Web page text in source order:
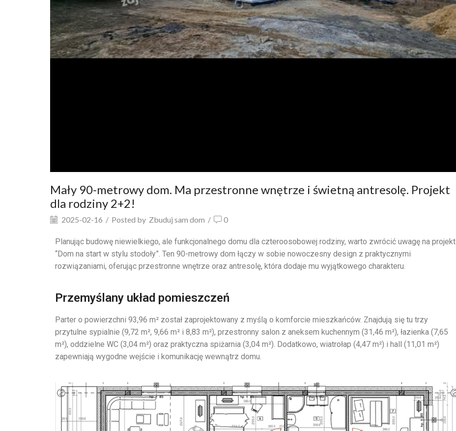
Mały 90-metrowy dom. Ma przestronne wnętrze i świetną antresolę. Projekt
dla rodziny 2+2!
2025-02-16 / Posted by Zbuduj sam dom / 0
Planując budowę niewielkiego, ale funkcjonalnego domu dla czteroosobowej rodziny, warto zwrócić uwagę na projekt
“Dom na start w stylu stodoły”. Ten 90-metrowy dom łączy w sobie nowoczesny design z praktycznymi
rozwiązaniami, oferując przestronne wnętrze oraz antresolę, która dodaje mu wyjątkowego charakteru.
Przemyślany układ pomieszczeń
Parter o powierzchni 93,96 m² został zaprojektowany z myślą o komforcie mieszkańców. Znajdują się tu trzy
przytulne sypialnie (9,72 m², 9,66 m² i 8,83 m²), przestronny salon z aneksem kuchennym (31,46 m²), łazienka (7,65
m²), oddzielne WC (3,04 m²) oraz praktyczna spiżarnia (3,04 m²). Dodatkowo, wiatrołap (4,47 m²) i hall (11,01 m²)
zapewniają wygodne wejście i komunikację wewnątrz domu.